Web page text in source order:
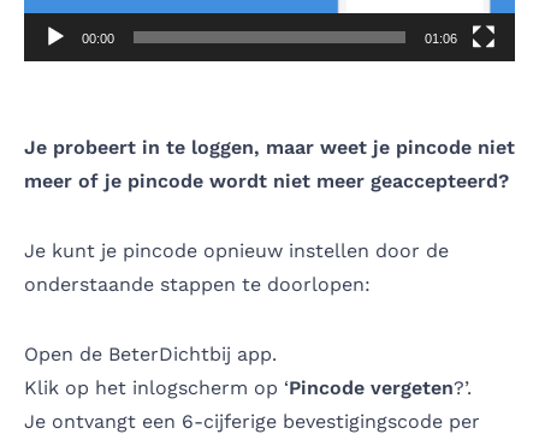
00:00 01:06
Je probeert in te loggen, maar weet je pincode niet
meer of je pincode wordt niet meer geaccepteerd?
Je kunt je pincode opnieuw instellen door de
onderstaande stappen te doorlopen:
Open de BeterDichtbij app.
Klik op het inlogscherm op ‘Pincode vergeten?’.
Je ontvangt een 6-cijferige bevestigingscode per